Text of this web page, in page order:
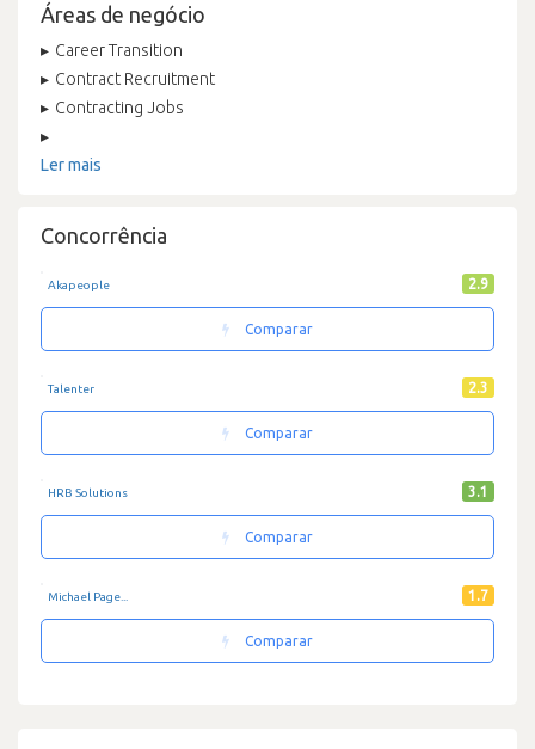
Áreas de negócio
Career Transition
Contract Recruitment
Contracting Jobs
Ler mais
Concorrência
Akapeople 2.9
Comparar
Talenter 2.3
Comparar
HRB Solutions 3.1
Comparar
Michael Page... 1.7
Comparar